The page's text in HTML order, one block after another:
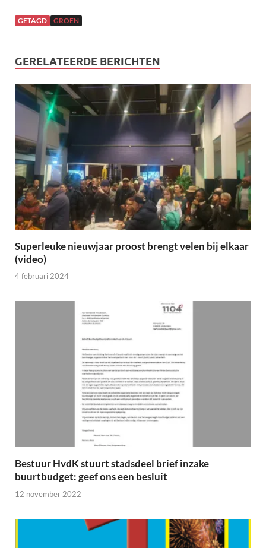
GETAGD GROEN
GERELATEERDE BERICHTEN
Superleuke nieuwjaar proost brengt velen bij elkaar
(video)
4 februari 2024
Bestuur HvdK stuurt stadsdeel brief inzake
buurtbudget: geef ons een besluit
12 november 2022